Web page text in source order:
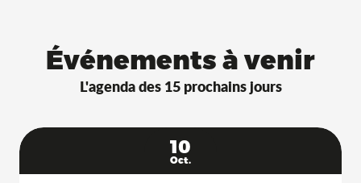
Événements à venir
L'agenda des 15 prochains jours
10
Oct.